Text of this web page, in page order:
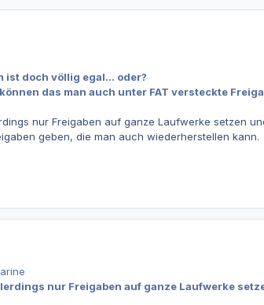
ist doch völlig egal... oder?
das man auch unter FAT versteckte
nur Freigaben auf ganze Laufwerke setzen
geben, die man auch wiederherstellen kann.
nur Freigaben auf ganze Laufwerke